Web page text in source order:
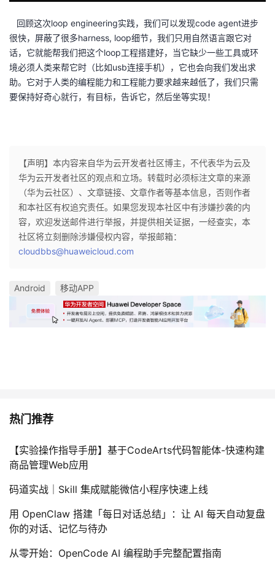
回顾这次loop engineering实践，我们可以发现code agent进步
很快，屏蔽了很多harness, loop细节，我们只用自然语言跟它对
话，它就能帮我们把这个loop工程搭建好，当它缺少一些工具或环
境必须人类来帮它时（比如usb连接手机），它也会向我们发出求
助。它对于人类的编程能力和工程能力要求越来越低了，我们只需
要保持好奇心就行，有目标，告诉它，然后坐等实现！
【声明】本内容来自华为云开发者社区博主，不代表华为云及
华为云开发者社区的观点和立场。转载时必须标注文章的来源
（华为云社区）、文章链接、文章作者等基本信息，否则作者
和本社区有权追究责任。如果您发现本社区中有涉嫌抄袭的内
容，欢迎发送邮件进行举报，并提供相关证据，一经查实，本
社区将立刻删除涉嫌侵权内容，举报邮箱：
cloudbbs@huaweicloud.com
Android 移动APP
热门推荐
【实验操作指导手册】基于CodeArts代码智能体-快速构建
商品管理Web应用
码道实战｜Skill 集成赋能微信小程序快速上线
用 OpenClaw 搭建「每日对话总结」：让 AI 每天自动复盘
你的对话、记忆与待办
从零开始：OpenCode AI 编程助手完整配置指南